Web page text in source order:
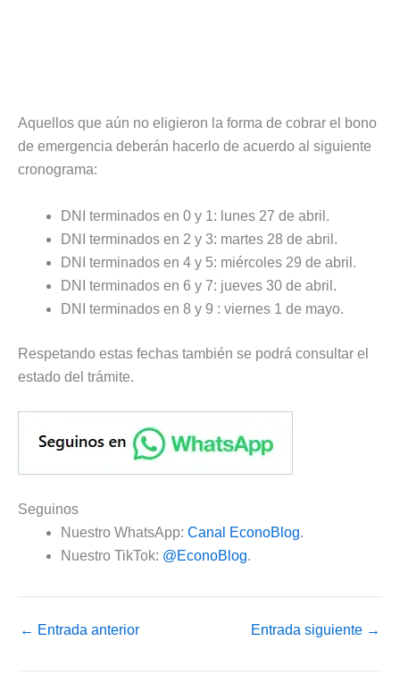
Aquellos que aún no eligieron la forma de cobrar el bono
de emergencia deberán hacerlo de acuerdo al siguiente
cronograma:
DNI terminados en 0 y 1: lunes 27 de abril.
DNI terminados en 2 y 3: martes 28 de abril.
DNI terminados en 4 y 5: miércoles 29 de abril.
DNI terminados en 6 y 7: jueves 30 de abril.
DNI terminados en 8 y 9 : viernes 1 de mayo.
Respetando estas fechas también se podrá consultar el
estado del trámite.
Seguinos
Nuestro WhatsApp: Canal EconoBlog.
Nuestro TikTok: @EconoBlog.
← Entrada anterior Entrada siguiente →